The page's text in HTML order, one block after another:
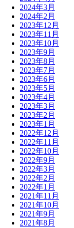
2024年3月
2024年2月
2023年12月
2023年11月
2023年10月
2023年9月
2023年8月
2023年7月
2023年6月
2023年5月
2023年4月
2023年3月
2023年2月
2023年1月
2022年12月
2022年11月
2022年10月
2022年9月
2022年3月
2022年2月
2022年1月
2021年11月
2021年10月
2021年9月
2021年8月